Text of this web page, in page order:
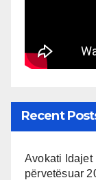
Recent
Avokati Idajet
përvetësuar